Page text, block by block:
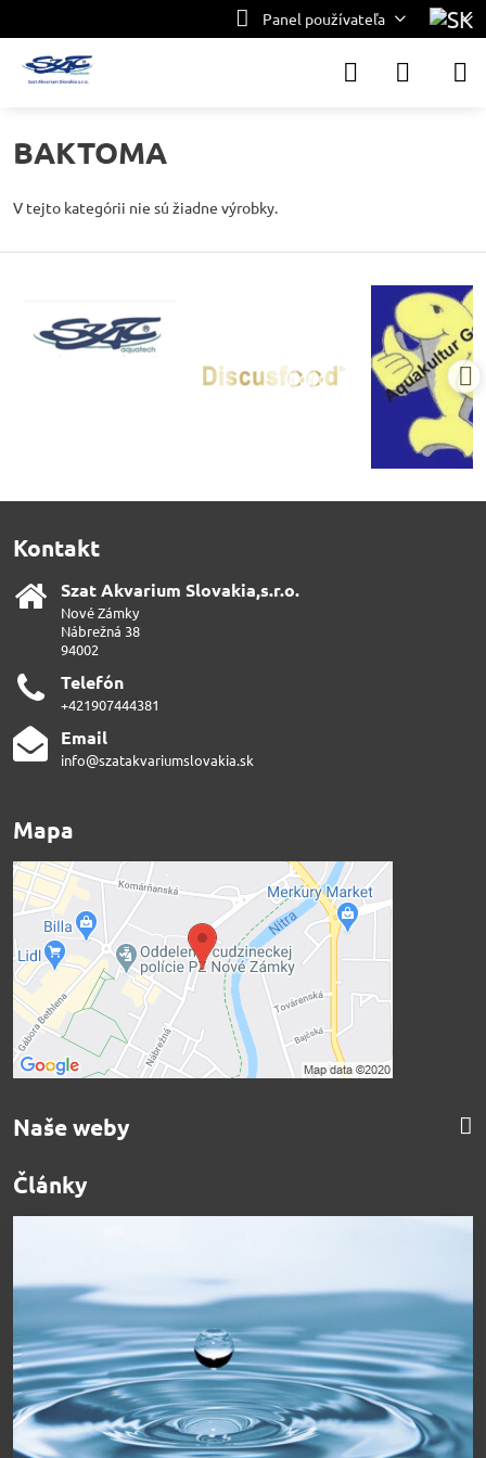
Panel používateľa
BAKTOMA
V tejto kategórii nie sú žiadne výrobky.
Kontakt
Szat Akvarium Slovakia,s​.r​.o​.
Nové Zámky
Nábrežná 38
94002
Telefón
+421907444381
Email
info@szatakvariumslovakia.sk
Mapa
Naše weby
Články